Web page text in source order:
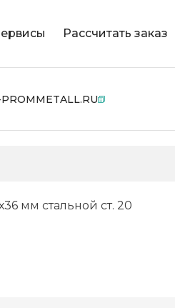
Рассчитать заказ
мм стальной ст. 20